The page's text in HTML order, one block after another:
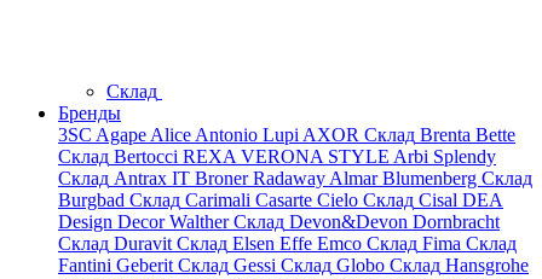
Склад
Бренды
3SC Agape Alice Antonio Lupi AXOR Склад Brenta Bette
Склад Bertocci REXA VERONA STYLE Arbi Splendy
Склад Antrax IT BronerRadaway AlmarBlumenberg Склад
Burgbad Склад Carimali Casarte Cielo Склад Cisal DEA
Design Decor WaltherСклад Devon&Devon Dornbracht
Склад Duravit Склад Elsen Effe Emco Склад Fima Склад
Fantini Geberit Склад Gessi Склад Globo Склад Hansgrohe